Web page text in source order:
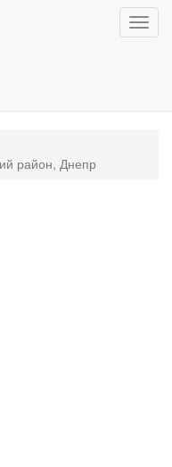
район, Днепр